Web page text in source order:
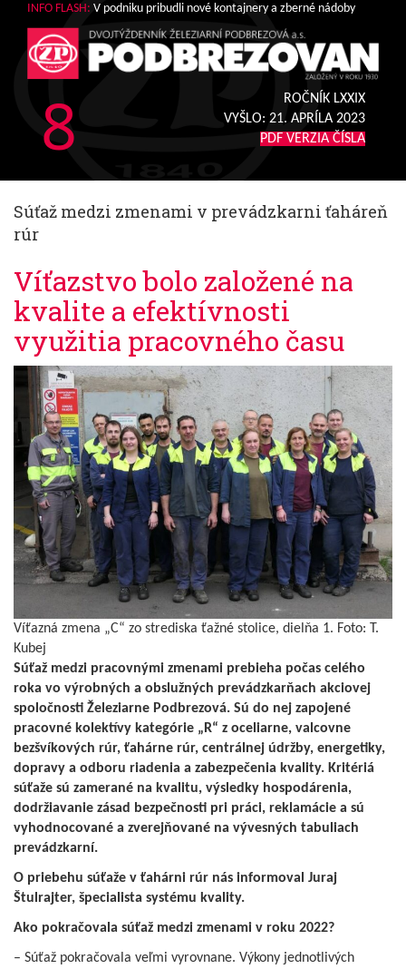
INFO FLASH: V podniku pribudli nové kontajnery a zberné nádoby
8
ROČNÍK LXXIX
VYŠLO: 21. APRÍLA 2023
PDF VERZIA ČÍSLA
Súťaž medzi zmenami v prevádzkarni ťaháreň
rúr
Víťazstvo bolo založené na
kvalite a efektívnosti
využitia pracovného času
Víťazná zmena „C“ zo strediska ťažné stolice, dielňa 1. Foto: T.
Kubej
Súťaž medzi pracovnými zmenami prebieha počas celého
roka vo výrobných a obslužných prevádzkarňach akciovej
spoločnosti Železiarne Podbrezová. Sú do nej zapojené
pracovné kolektívy kategórie „R“ z oceliarne, valcovne
bezšvíkových rúr, ťahárne rúr, centrálnej údržby, energetiky,
dopravy a odboru riadenia a zabezpečenia kvality. Kritériá
súťaže sú zamerané na kvalitu, výsledky hospodárenia,
dodržiavanie zásad bezpečnosti pri práci, reklamácie a sú
vyhodnocované a zverejňované na vývesných tabuliach
prevádzkarní.
O priebehu súťaže v ťahárni rúr nás informoval Juraj
Štulrajter, špecialista systému kvality.
Ako pokračovala súťaž medzi zmenami v roku 2022?
– Súťaž pokračovala veľmi vyrovnane. Výkony jednotlivých